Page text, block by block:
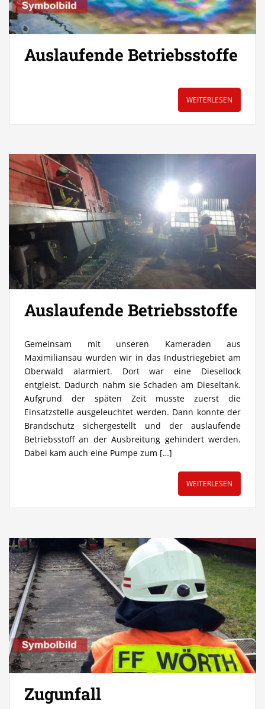
Auslaufende Betriebsstoffe
WEITERLESEN
Auslaufende Betriebsstoffe
Gemeinsam mit unseren Kameraden aus
Maximiliansau wurden wir in das Industriegebiet am
Oberwald alarmiert. Dort war eine Diesellock
entgleist. Dadurch nahm sie Schaden am Dieseltank.
Aufgrund der späten Zeit musste zuerst die
Einsatzstelle ausgeleuchtet werden. Dann konnte der
Brandschutz sichergestellt und der auslaufende
Betriebsstoff an der Ausbreitung gehindert werden.
Dabei kam auch eine Pumpe zum […]
WEITERLESEN
Zugunfall